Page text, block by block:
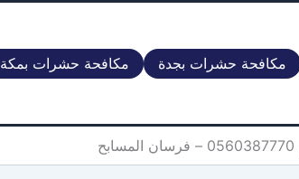
مكافحة حشرات بجدة مكافحة حشرات بمكة